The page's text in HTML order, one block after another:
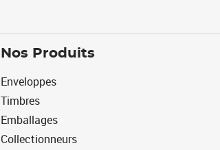
Nos Produits
Enveloppes
Timbres
Emballages
Collectionneurs